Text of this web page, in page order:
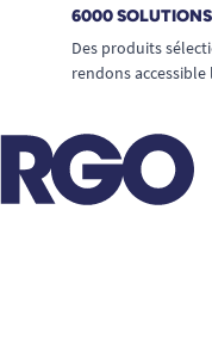
6000
Des produits
rendons